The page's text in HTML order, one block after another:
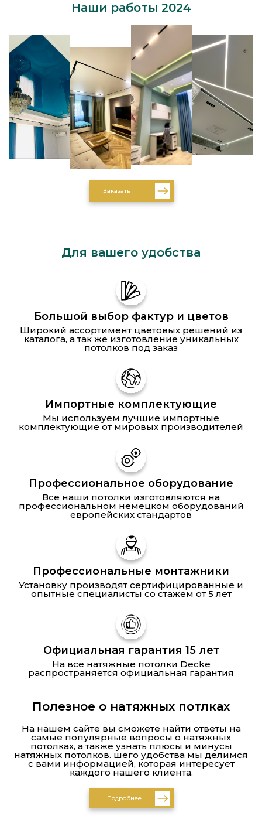
Наши работы 2024
Заказать
Для вашего удобства
Большой выбор фактур и цветов
Широкий ассортимент цветовых решений из
каталога, а так же изготовление уникальных
потолков под заказ
Импортные комплектующие
Мы используем лучшие импортные
комплектующие от мировых производителей
Профессиональное оборудование
Все наши потолки изготовляются на
профессиональном немецком оборудований
европейских стандартов
Профессиональные монтажники
Установку производят сертифицированные и
опытные специалисты со стажем от 5 лет
Официальная гарантия 15 лет
На все натяжные потолки Decke
распространяется официальная гарантия
Полезное о натяжных потлках
На нашем сайте вы сможете найти ответы на
самые популярные вопросы о натяжных
потолках, а также узнать плюсы и минусы
натяжных потолков. шего удобства мы делимся
с вами информацией, которая интересует
каждого нашего клиента.
Подробнее